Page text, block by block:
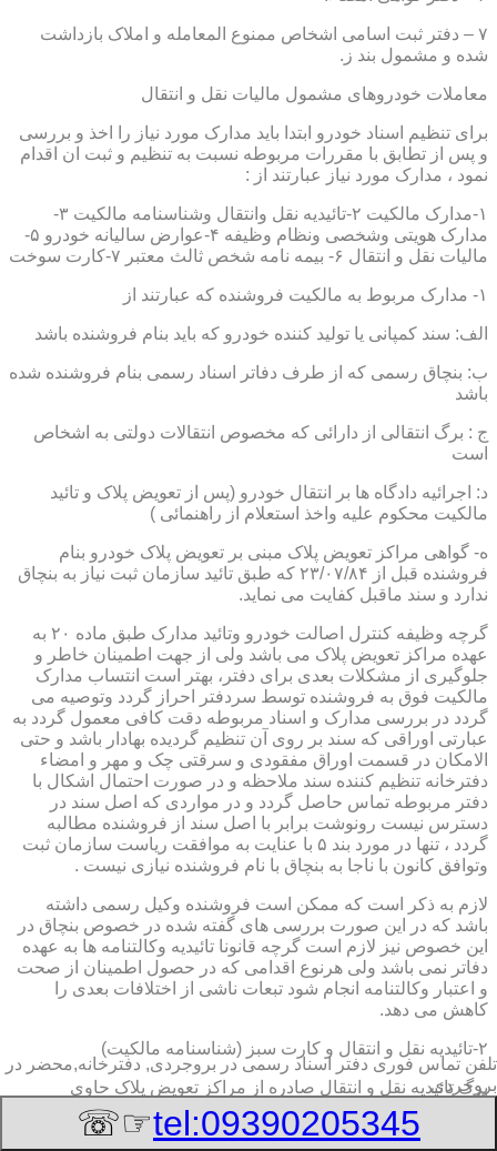
۷ – دفتر ثبت اسامی اشخاص ممنوع المعامله و املاک بازداشت
شده و مشمول بند ز.
معاملات خودروهای مشمول مالیات نقل و انتقال
برای تنظیم اسناد خودرو ابتدا باید مدارک مورد نیاز را اخذ و بررسی
و پس از تطابق با مقررات مربوطه نسبت به تنظیم و ثبت ان اقدام
نمود ، مدارک مورد نیاز عبارتند از :
۱-مدارک مالکیت ۲-تائیدیه نقل وانتقال وشناسنامه مالکیت ۳-
مدارک هویتی وشخصی ونظام وظیفه ۴-عوارض سالیانه خودرو ۵-
مالیات نقل و انتقال ۶- بیمه نامه شخص ثالث معتبر ۷-کارت سوخت
۱- مدارک مربوط به مالکیت فروشنده که عبارتند از
الف: سند کمپانی یا تولید کننده خودرو که باید بنام فروشنده باشد
ب: بنچاق رسمی که از طرف دفاتر اسناد رسمی بنام فروشنده شده
باشد
ج : برگ انتقالی از دارائی که مخصوص انتقالات دولتی به اشخاص
است
د: اجرائیه دادگاه ها بر انتقال خودرو (پس از تعویض پلاک و تائید
مالکیت محکوم علیه واخذ استعلام از راهنمائی )
ه- گواهی مراکز تعویض پلاک مبنی بر تعویض پلاک خودرو بنام
فروشنده قبل از ۲۳/۰۷/۸۴ که طبق تائید سازمان ثبت نیاز به بنچاق
ندارد و سند ماقبل کفایت می نماید.
گرچه وظیفه کنترل اصالت خودرو وتائید مدارک طبق ماده ۲۰ به
عهده مراکز تعویض پلاک می باشد ولی از جهت اطمینان خاطر و
جلوگیری از مشکلات بعدی برای دفتر، بهتر است انتساب مدارک
مالکیت فوق به فروشنده توسط سردفتر احراز گردد وتوصیه می
گردد در بررسی مدارک و اسناد مربوطه دقت کافی معمول گردد به
عبارتی اوراقی که سند بر روی آن تنظیم گردیده بهادار باشد و حتی
الامکان در قسمت اوراق مفقودی و سرقتی چک و مهر و امضاء
دفترخانه تنظیم کننده سند ملاحظه و در صورت احتمال اشکال با
دفتر مربوطه تماس حاصل گردد و در مواردی که اصل سند در
دسترس نیست رونوشت برابر با اصل سند از فروشنده مطالبه
گردد ، تنها در مورد بند ۵ با عنایت به موافقت ریاست سازمان ثبت
وتوافق کانون با ناجا به بنچاق با نام فروشنده نیازی نیست .
لازم به ذکر است که ممکن است فروشنده وکیل رسمی داشته
باشد که در این صورت بررسی های گفته شده در خصوص بنچاق در
این خصوص نیز لازم است گرچه قانونا تائیدیه وکالتنامه ها به عهده
دفاتر نمی باشد ولی هرنوع اقدامی که در حصول اطمینان از صحت
و اعتبار وکالتنامه انجام شود تبعات ناشی از اختلافات بعدی را
کاهش می دهد.
۲-تائیدیه نقل و انتقال و کارت سبز (شناسنامه مالکیت)
برگ تائیدیه نقل و انتقال صادره از مراکز تعویض پلاک حاوی
مشخصات کامل خودرو اعم از نوع ، سیستم ، مدل ، رنگ ، شماره
تلفن تماس فوری دفتر اسناد رسمی در بروجردی, دفترخانه,محضر در
بروجردی
tel:09390205345
☞☏